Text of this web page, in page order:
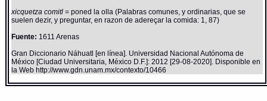
xicquetza comitl= poned la olla (Palabras comunes, y ordinarias, que se
suelen dezir, y preguntar, en razon de adereçar la comida: 1, 87)
Fuente: 1611 Arenas
Gran Diccionario Náhuatl [en línea]. Universidad Nacional Autónoma de
México [Ciudad Universitaria, México D.F.]: 2012 [29-08-2020]. Disponible en
la Web http://www.gdn.unam.mx/contexto/10466